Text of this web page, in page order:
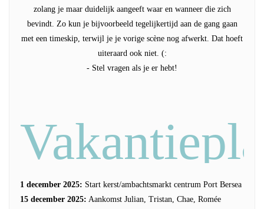
zolang je maar duidelijk aangeeft waar en wanneer die zich
bevindt. Zo kun je bijvoorbeeld tegelijkertijd aan de gang gaan
met een timeskip, terwijl je je vorige scène nog afwerkt. Dat hoeft
uiteraard ook niet. (:
- Stel vragen als je er hebt!
1 december 2025: Start kerst/ambachtsmarkt centrum Port Bersea
15 december 2025: Aankomst Julian, Tristan, Chae, Romée